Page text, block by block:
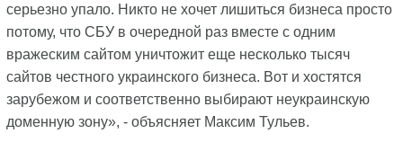
серьезно упало. Никто не хочет лишиться бизнеса просто
потому, что СБУ в очередной раз вместе с одним
вражеским сайтом уничтожит еще несколько тысяч
сайтов честного украинского бизнеса. Вот и хостятся
зарубежом и соответственно выбирают неукраинскую
доменную зону», - объясняет Максим Тульев.